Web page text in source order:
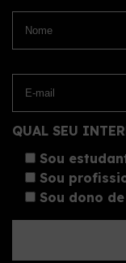
QUAL SEU
Sou
Sou
Sou dono